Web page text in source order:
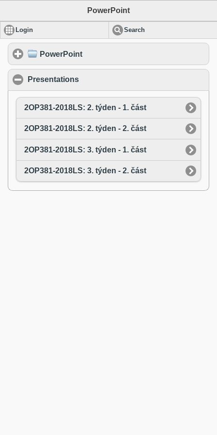
PowerPoint
Login Search
PowerPoint
Presentations
2OP381-2018LS: 2. týden - 1. část
2OP381-2018LS: 2. týden - 2. část
2OP381-2018LS: 3. týden - 1. část
2OP381-2018LS: 3. týden - 2. část